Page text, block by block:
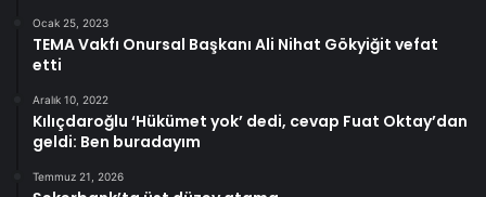
Ocak 25, 2023
TEMA Vakfı Onursal Başkanı Ali Nihat Gökyiğit vefat
etti
Aralık 10, 2022
Kılıçdaroğlu ‘Hükümet yok’ dedi, cevap Fuat Oktay’dan
geldi: Ben buradayım
Temmuz 21, 2026